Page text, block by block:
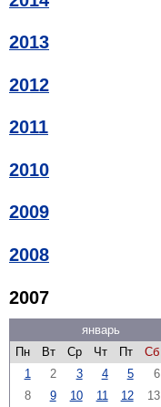
2013
2012
2011
2010
2009
2008
2007
январь
Пн
Вт Ср Чт Пт Сб
1
2 3 4 5 6
8
9 10 11 12 13